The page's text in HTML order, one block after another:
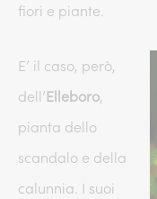
fiori e piante.
E’ il caso, però,
dell’Elleboro,
pianta dello
scandalo e della
calunnia. I suoi